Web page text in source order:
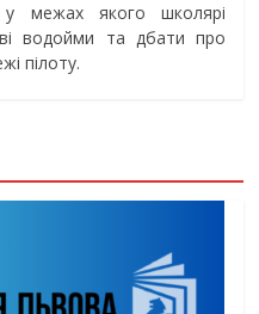
у межах якого школярі
водойми та дбати про
пілоту.